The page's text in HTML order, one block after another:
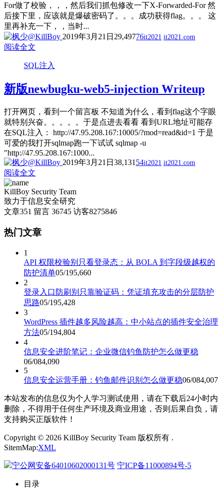
For做了校验，，，然后我们抓包修改一下X-Forwarded-For 然
后接下里，应该就是爆破密码了。。。成功获得flag。。。 这
里再补充一下，，当时...
2019年3月21日 29,49776it2021 it2021.com
阅读全文
SQL注入
新版newbugku-web5-injection Writeup
打开网页，看到一个留言板 不知道为什么，看到flag这个字眼
就特别兴奋。。。。。于是点进去看看 看到URL地址可能存
在SQL注入： http://47.95.208.167:10005/?mod=read&id=1 于是
可爱的我打开sqlmap跑一下试试 sqlmap -u
"http://47.95.208.167:1000...
2019年3月21日 38,131 54it2021 it2021.com
阅读全文
KillBoy Security Team
致力于信息安全研究
文章351 留言 36745 访客8275846
热门文章
1
API 权限校验别只看登录态：从 BOLA 到字段级越权的
防护清单05/195,660
2
登录入口防刷别只靠验证码：凭证填充攻击的分层防护
思路05/195,428
3
WordPress 插件越多风险越高：中小站点的插件安全治理
方法05/194,804
4
信息安全进阶笔记：企业微信钓鱼防护怎么做更稳
06/084,090
5
信息安全运营手册：钓鱼邮件识别怎么做更稳06/084,007
本站发布的信息仅为个人学习测试使用，请在下载后24小时内
删除，不得用于任何生产环境及商业用途，否则后果自负，请
支持购买正版软件！
Copyright © 2026 KillBoy Security Team 版权所有 .
SitemMap:XML
宁公网安备64010602000131号 宁ICP备11000894号-5
目录